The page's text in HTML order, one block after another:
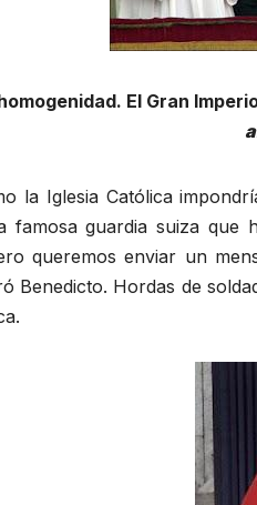
El Gran
la Iglesia Católica
guardia suiza que
queremos enviar un
Benedicto. Hordas de